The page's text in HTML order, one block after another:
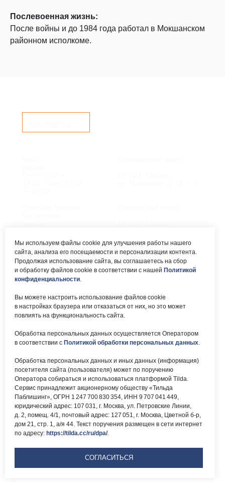
Послевоенная жизнь:
После войны и до 1984 года работал в Мокшанском
районном исполкоме.
okc-
svao@svao.mos.ru
Почта:
Об учреждении:
О ГБУ «ОКЦ СВАО»
Электронный каталог:
Результаты НОК
Электронные ресурсы:
Национальная
Каталог Библиотек
электронная детская
библиотека
Версия для
слабовидящих
Мы используем файлы cookie для улучшения работы нашего
сайта, анализа его посещаемости и персонализации контента.
Продолжая использование сайта, вы соглашаетесь на сбор
и обработку файлов cookie в соответствии с нашей Политикой
конфиденциальности.
Вы можете настроить использование файлов cookie
в настройках браузера или отказаться от них, но это может
повлиять на функциональность сайта.
Обработка персональных данных осуществляется Оператором
в соответствии с Политикой обработки персональных данных.
Обработка персональных данных и иных данных (информация)
посетителя сайта (пользователя) может по поручению
Оператора собираться и использоваться платформой Tilda.
Сервис принадлежит акционерному обществу «Тильда
Паблишинг», ОГРН 1 247 700 830 354, ИНН 9 707 041 449,
юридический адрес: 107 031, г. Москва, ул. Петровские Линии,
д. 2, помещ. 4/1, почтовый адрес: 127 051, г. Москва, Цветной б-р,
дом 21, стр. 1, а/я 44. Текст поручения размещен в сети интернет
по адресу: https://tilda.cc/ru/dpa/.
СОГЛАСИТЬСЯ